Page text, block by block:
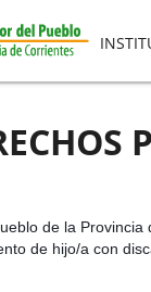
de la
de hijo/a con